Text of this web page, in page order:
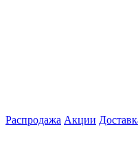
Распродажа Акции